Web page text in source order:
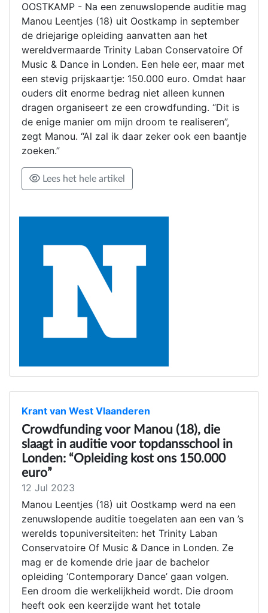
OOSTKAMP - Na een zenuwslopende auditie mag
Manou Leentjes (18) uit Oostkamp in september
de driejarige opleiding aanvatten aan het
wereldvermaarde Trinity Laban Conservatoire Of
Music & Dance in Londen. Een hele eer, maar met
een stevig prijskaartje: 150.000 euro. Omdat haar
ouders dit enorme bedrag niet alleen kunnen
dragen organiseert ze een crowdfunding. “Dit is
de enige manier om mijn droom te realiseren”,
zegt Manou. “Al zal ik daar zeker ook een baantje
zoeken.”
Lees het hele artikel
Krant van West Vlaanderen
Crowdfunding voor Manou (18), die
slaagt in auditie voor topdansschool in
Londen: “Opleiding kost ons 150.000
euro”
12 Jul 2023
Manou Leentjes (18) uit Oostkamp werd na een
zenuwslopende auditie toegelaten aan een van ’s
werelds topuniversiteiten: het Trinity Laban
Conservatoire Of Music & Dance in Londen. Ze
mag er de komende drie jaar de bachelor
opleiding ‘Contemporary Dance’ gaan volgen.
Een droom die werkelijkheid wordt. Die droom
heeft ook een keerzijde want het totale